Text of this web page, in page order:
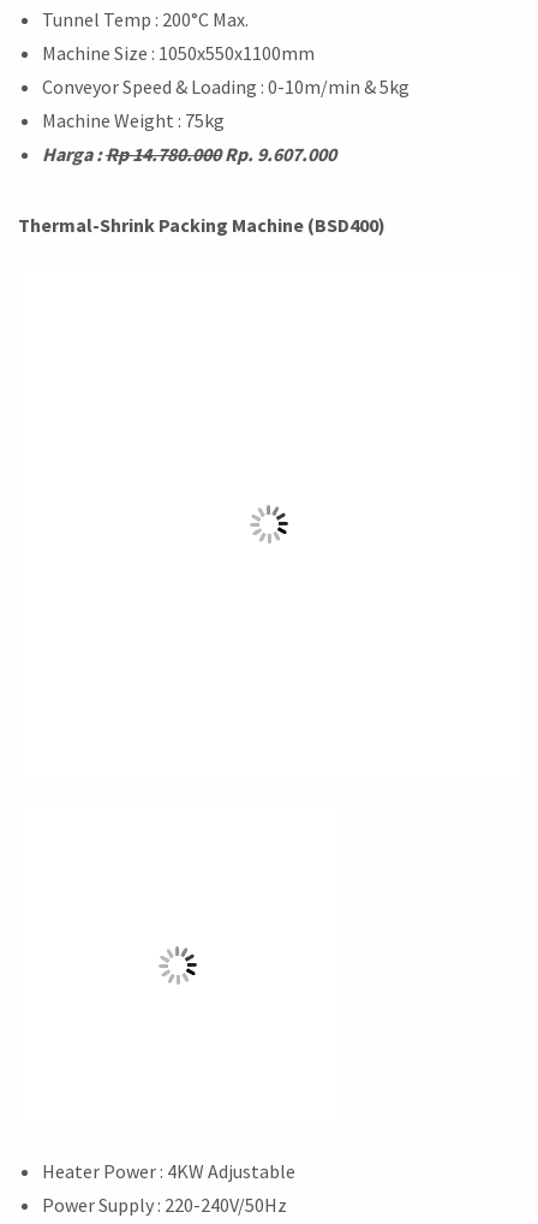
Tunnel Temp : 200°C Max.
Machine Size : 1050x550x1100mm
Conveyor Speed & Loading : 0-10m/min & 5kg
Machine Weight : 75kg
Harga :Rp 14.780.000Rp. 9.607.000
Thermal-Shrink Packing Machine (BSD400)
Heater Power : 4KW Adjustable
Power Supply : 220-240V/50Hz